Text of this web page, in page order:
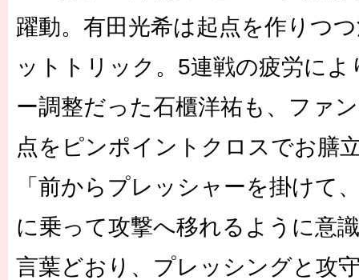
躍動。有田光希は起点を作りつ
ットトリック。5連戦の疲労に
ー調整だった石櫃洋祐も、ファ
点をピンポイントクロスでお膳
「前からプレッシャーを掛けて
に乗って攻撃へ移れるように意
言葉どおり、プレッシングと攻